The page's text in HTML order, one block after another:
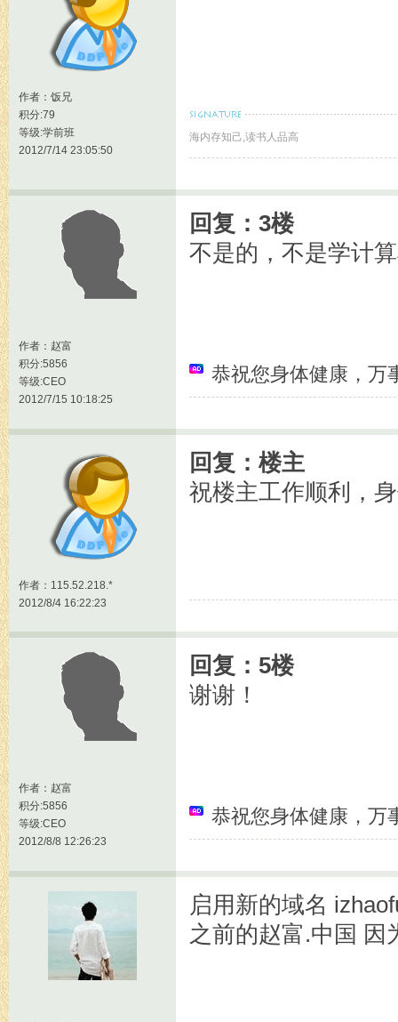
作者： 饭兄
积分:79
等级:学前班
2012/7/14 23:05:50
海内存知己,读书人品高
作者： 赵富
积分:5856
等级:CEO
2012/7/15 10:18:25
回复：3楼
不是的，不是学计
恭祝您身体健康，万
作者：115.52.218.*
2012/8/4 16:22:23
回复：楼主
祝楼主工作顺利，
作者： 赵富
积分:5856
等级:CEO
2012/8/8 12:26:23
回复：5楼
谢谢！
恭祝您身体健康，万
启用新的域名
之前的赵富.中国 因